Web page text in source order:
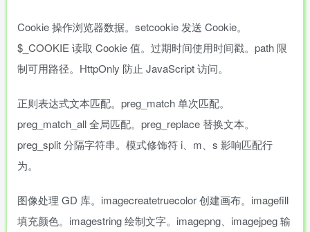
Cookie 操作浏览器数据。setcookie 发送 Cookie。
$_COOKIE 读取 Cookie 值。过期时间使用时间戳。path 限
制可用路径。HttpOnly 防止 JavaScript 访问。
正则表达式文本匹配。preg_match 单次匹配。
preg_match_all 全局匹配。preg_replace 替换文本。
preg_split 分隔字符串。模式修饰符 i、m、s 影响匹配行
为。
图像处理 GD 库。imagecreatetruecolor 创建画布。imagefill
填充颜色。imagestring 绘制文字。imagepng、imagejpeg 输